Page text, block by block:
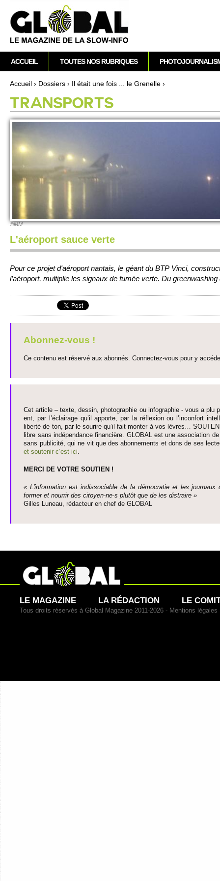
Vous êtes ici
Accueil › Dossi­ers › Il était une fois ... le Grene­lle ›
TRAN­SPO­RTS
©MM
L'aéroport sauce verte
Pour ce pro­jet d'aéro­port nantais, le géant du BTP Vinci,
l’aéro­port, multi­plie les signaux de fumée verte. Du gre­enwashing
Abonnez-vous !
Ce contenu est réservé aux abonnés. Connectez-vous pour y
Cet article – texte, dessin, photographie ou infographie - vous a plu
ent, par l’éclairage qu’il appo­rte, par la réflexion ou l’inconfort
liberté de ton, par le so­urire qu’il fait monter à vos lèvres…
libre sans indépendance financière. GLOBAL est une asso­ci­ation
sans publi­cité, qui ne vit que des abonne­ments et dons de ses
et so­utenir c’est ici.
MERCI DE VOTRE SO­UTIEN !
« L'information est indisso­ci­able de la démo­cratie et les journaux
former et nourrir des ci­to­yen-ne-s plutôt que de les dis­traire »
Gi­lles Luneau, rédacteur en chef de GLOBAL
M
e
n
p
r
i
n
p
ACCUEIL TOUTES NOS RUBRIQUES
LE MAGAZINE LA RÉDACTION LE
Tous droits réservés à Global Magazine 2011-2026 - Mentions légales